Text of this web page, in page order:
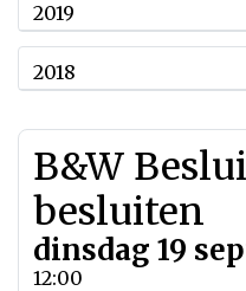
2019
2018
B&W
besluiten
dinsdag 19
12:00